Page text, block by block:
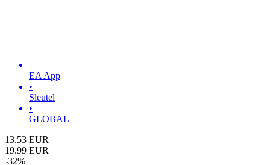
EA App
•
Sleutel
•
GLOBAL
13.53 EUR
19.99 EUR
-32%